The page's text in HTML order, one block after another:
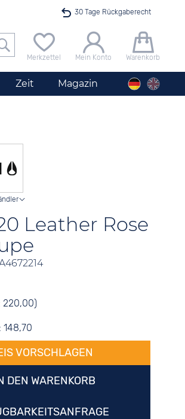
30 Tage Rückgaberecht
Versandkostenfrei ab 40 €
24h Expresslieferung
100 Tage Niedrigpreisgarantie
Merkzettel Mein Konto Warenkorb
Zeit Magazin
Leather Rose
220,00)
148,70
VORSCHLAGEN
DEN WARENKORB